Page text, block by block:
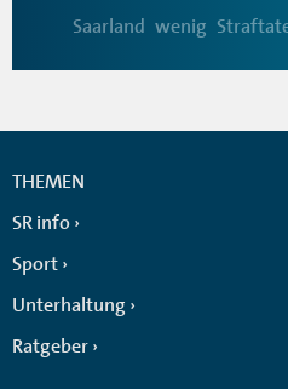
Saarland wenig
THEMEN
SR info
Sport
Unterhaltung
Ratgeber